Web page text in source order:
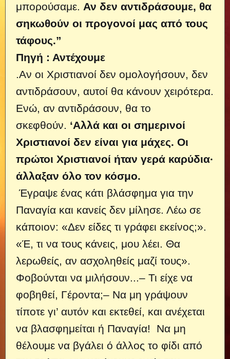
μπορούσαμε. Αν δεν αντιδράσουμε, θα
σηκωθούν οι προγονοί μας από τους
τάφους.”
Πηγή : Αντέχουμε
.Αν οι Χριστιανοί δεν ομολογήσουν, δεν
αντιδράσουν, αυτοί θα κάνουν χειρότερα.
Ενώ, αν αντιδράσουν, θα το
σκεφθούν. ‘Αλλά και οι σημερινοί
Χριστιανοί δεν είναι για μάχες. Οι
πρώτοι Χριστιανοί ήταν γερά καρύδια·
άλλαξαν όλο τον κόσμο.
Έγραψε ένας κάτι βλάσφημα για την
Παναγία και κανείς δεν μίλησε. Λέω σε
κάποιον: «Δεν είδες τι γράφει εκείνος;».
«Έ, τι να τους κάνεις, μου λέει. Θα
λερωθείς, αν ασχοληθείς μαζί τους».
Φοβούνται να μιλήσουν...– Τι είχε να
φοβηθεί, Γέροντα;– Να μη γράψουν
τίποτε γι’ αυτόν και εκτεθεί, και ανέχεται
να βλασφημείται ή Παναγία! Να μη
θέλουμε να βγάλει ό άλλος το φίδι από